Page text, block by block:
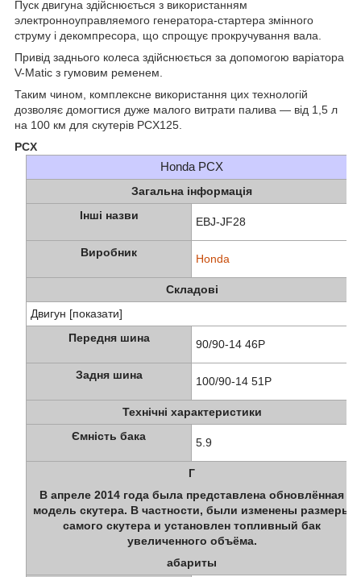
Пуск двигуна здійснюється з використанням
электронноуправляемого генератора-стартера змінного
струму і декомпресора, що спрощує прокручування вала.
Привід заднього колеса здійснюється за допомогою варіатора
V-Matic з гумовим ременем.
Таким чином, комплексне використання цих технологій
дозволяє домогтися дуже малого витрати палива — від 1,5 л
на 100 км для скутерів PCX125.
PCX
Honda PCX
Загальна інформація
Інші назви
EBJ-JF28
Виробник
Honda
Складові
Двигун [показати]
Передня шина
90/90-14 46P
Задня шина
100/90-14 51P
Технічні характеристики
Ємність бака
5.9
Г
В апреле 2014 года была представлена обновлённая
модель скутера. В частности, были изменены размеры
самого скутера и установлен топливный бак
увеличенного объёма.
абариты